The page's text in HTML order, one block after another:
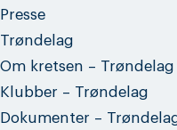
Presse
Trøndelag
Om kretsen – Trøndelag
Klubber – Trøndelag
Dokumenter –